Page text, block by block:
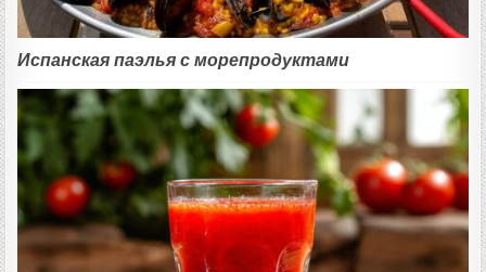
Испанская паэлья с морепродуктами